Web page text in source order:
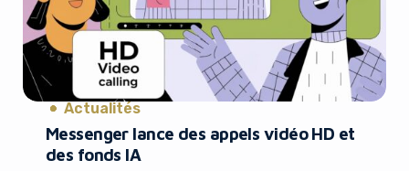
Actualités
Messenger lance des appels vidéo HD et
des fonds IA